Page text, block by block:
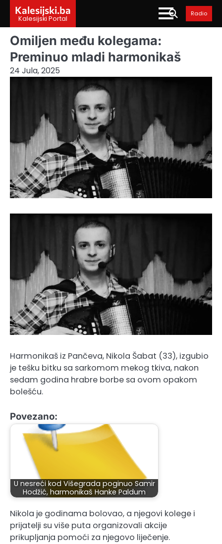
content
Kalesijski.ba
Kalesijski Portal
Radio
Omiljen među kolegama:
Preminuo mladi harmonikaš
24 Jula, 2025
Harmonikaš iz Pančeva, Nikola Šabat (33), izgubio
je tešku bitku sa sarkomom mekog tkiva, nakon
sedam godina hrabre borbe sa ovom opakom
bolešću.
Povezano:
U nesreći kod Višegrada poginuo Samir
Hodžić, harmonikaš Hanke Paldum
Nikola je godinama bolovao, a njegovi kolege i
prijatelji su više puta organizovali akcije
prikupljanja pomoći za njegovo liječenje.